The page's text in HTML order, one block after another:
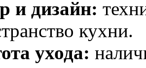
и дизайн:
кухни.
ухода: